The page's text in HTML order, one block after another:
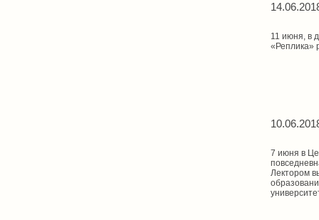
11 июня, в
«Реплика»
7 июня в
Лектором